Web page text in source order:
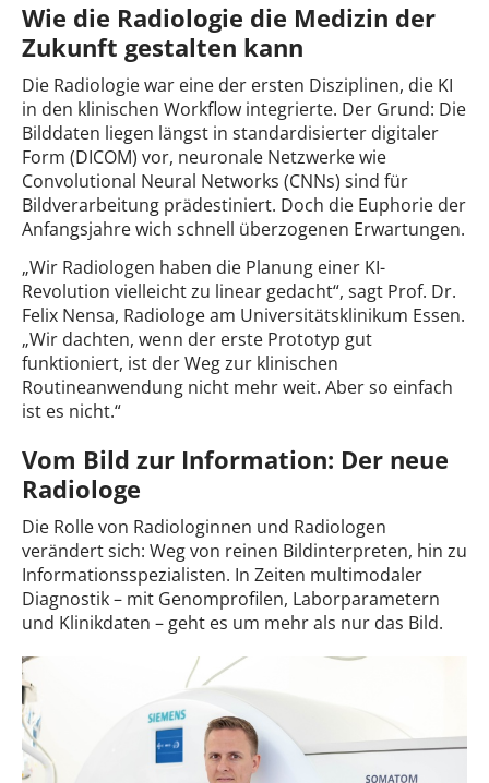
Wie die Radiologie die Medizin der
Zukunft gestalten kann
Die Radiologie war eine der ersten Disziplinen, die KI
in den klinischen Workflow integrierte. Der Grund: Die
Bilddaten liegen längst in standardisierter digitaler
Form (DICOM) vor, neuronale Netzwerke wie
Convolutional Neural Networks (CNNs) sind für
Bildverarbeitung prädestiniert. Doch die Euphorie der
Anfangsjahre wich schnell überzogenen Erwartungen.
„Wir Radiologen haben die Planung einer KI-
Revolution vielleicht zu linear gedacht“, sagt Prof. Dr.
Felix Nensa, Radiologe am Universitätsklinikum Essen.
„Wir dachten, wenn der erste Prototyp gut
funktioniert, ist der Weg zur klinischen
Routineanwendung nicht mehr weit. Aber so einfach
ist es nicht.“
Vom Bild zur Information: Der neue
Radiologe
Die Rolle von Radiologinnen und Radiologen
verändert sich: Weg von reinen Bildinterpreten, hin zu
Informationsspezialisten. In Zeiten multimodaler
Diagnostik – mit Genomprofilen, Laborparametern
und Klinikdaten – geht es um mehr als nur das Bild.